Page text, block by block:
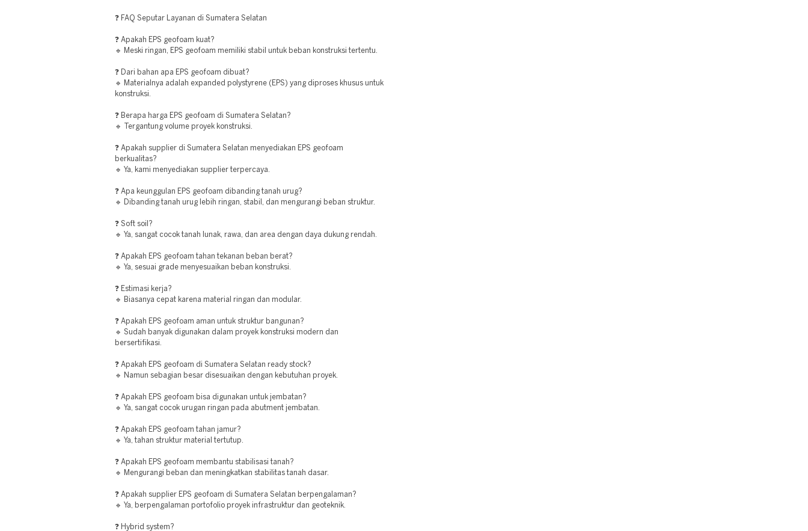
❓ FAQ Seputar Layanan di Sumatera Selatan
❓ Apakah EPS geofoam kuat?
🔹 Meski ringan, EPS geofoam memiliki stabil untuk beban konstruksi tertentu.
❓ Dari bahan apa EPS geofoam dibuat?
🔹 Materialnya adalah expanded polystyrene (EPS) yang diproses khusus untuk
konstruksi.
❓ Berapa harga EPS geofoam di Sumatera Selatan?
🔹 Tergantung volume proyek konstruksi.
❓ Apakah supplier di Sumatera Selatan menyediakan EPS geofoam
berkualitas?
🔹 Ya, kami menyediakan supplier terpercaya.
❓ Apa keunggulan EPS geofoam dibanding tanah urug?
🔹 Dibanding tanah urug lebih ringan, stabil, dan mengurangi beban struktur.
❓ Soft soil?
🔹 Ya, sangat cocok tanah lunak, rawa, dan area dengan daya dukung rendah.
❓ Apakah EPS geofoam tahan tekanan beban berat?
🔹 Ya, sesuai grade menyesuaikan beban konstruksi.
❓ Estimasi kerja?
🔹 Biasanya cepat karena material ringan dan modular.
❓ Apakah EPS geofoam aman untuk struktur bangunan?
🔹 Sudah banyak digunakan dalam proyek konstruksi modern dan
bersertifikasi.
❓ Apakah EPS geofoam di Sumatera Selatan ready stock?
🔹 Namun sebagian besar disesuaikan dengan kebutuhan proyek.
❓ Apakah EPS geofoam bisa digunakan untuk jembatan?
🔹 Ya, sangat cocok urugan ringan pada abutment jembatan.
❓ Apakah EPS geofoam tahan jamur?
🔹 Ya, tahan struktur material tertutup.
❓ Apakah EPS geofoam membantu stabilisasi tanah?
🔹 Mengurangi beban dan meningkatkan stabilitas tanah dasar.
❓ Apakah supplier EPS geofoam di Sumatera Selatan berpengalaman?
🔹 Ya, berpengalaman portofolio proyek infrastruktur dan geoteknik.
❓ Hybrid system?